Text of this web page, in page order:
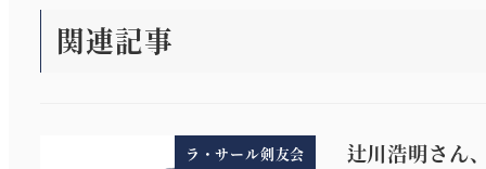
関連記事
ラ・サール剣友会 辻川浩明さん